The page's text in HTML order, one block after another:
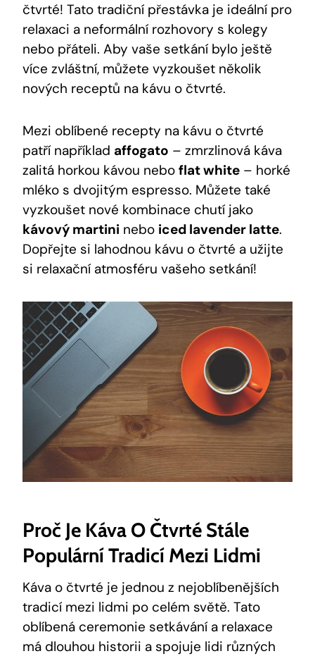
čtvrté! Tato tradiční přestávka je ideální pro
relaxaci a neformální rozhovory s kolegy
nebo přáteli. Aby vaše setkání bylo ještě
více zvláštní, můžete vyzkoušet několik
nových receptů na kávu o čtvrté.
Mezi oblíbené recepty na kávu o čtvrté
patří například affogato – zmrzlinová káva
zalitá horkou kávou nebo flat white – horké
mléko s dvojitým espresso. Můžete také
vyzkoušet nové kombinace chutí jako
kávový martini nebo iced lavender latte.
Dopřejte si lahodnou kávu o čtvrté a užijte
si relaxační atmosféru vašeho setkání!
Proč Je Káva O Čtvrté Stále
Populární Tradicí Mezi Lidmi
Káva o čtvrté je jednou z nejoblíbenějších
tradicí mezi lidmi po celém světě. Tato
oblíbená ceremonie setkávání a relaxace
má dlouhou historii a spojuje lidi různých